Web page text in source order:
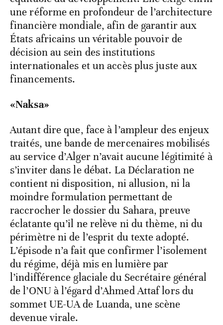
une réforme en profondeur de l’architecture
financière mondiale, afin de garantir aux
États africains un véritable pouvoir de
décision au sein des institutions
internationales et un accès plus juste aux
financements.
«Naksa»
Autant dire que, face à l’ampleur des enjeux
traités, une bande de mercenaires mobilisés
au service d’Alger n’avait aucune légitimité à
s’inviter dans le débat. La Déclaration ne
contient ni disposition, ni allusion, ni la
moindre formulation permettant de
raccrocher le dossier du Sahara, preuve
éclatante qu’il ne relève ni du thème, ni du
périmètre ni de l’esprit du texte adopté.
L’épisode n’a fait que confirmer l’isolement
du régime, déjà mis en lumière par
l’indifférence glaciale du Secrétaire général
de l’ONU à l’égard d’Ahmed Attaf lors du
sommet UE-UA de Luanda, une scène
devenue virale.